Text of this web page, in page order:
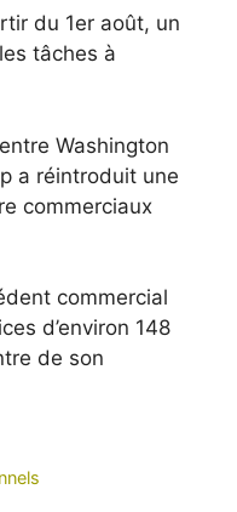
du 1er août, un
tâches à
Washington
a réintroduit une
commerciaux
commercial
d’environ 148
de son